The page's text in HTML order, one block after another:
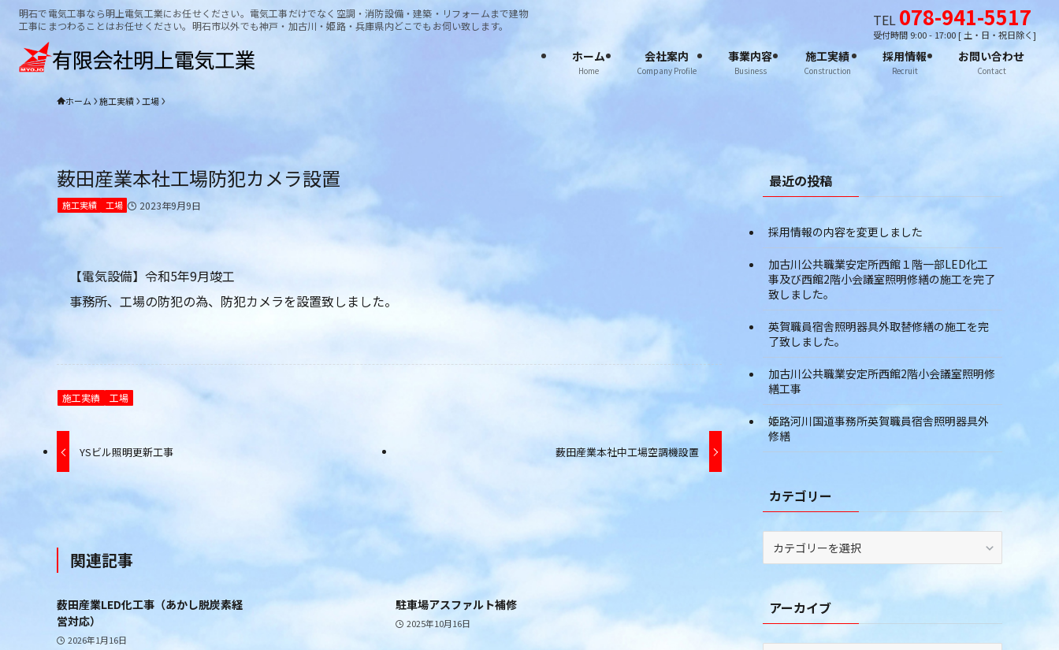
明石で電気工事なら明上電気工業にお任せください。電気工事だけでなく空調・消防設備・建築・リフォームまで建物
工事にまつわることはお任せください。明石市以外でも神戸・加古川・姫路・兵庫県内どこでもお伺い致します。
TEL 078-941-5517
受付時間 9:00 - 17:00 [ 土・日・祝日除く]
ホーム
Home
会社案内
Company Profile
事業内容
Business
施工実績
Construction
採用情報
Recruit
お問い合わせ
Contact
ホーム 施工実績 工場
薮田産業本社工場防犯カメラ設置
施工実績 工場 2023年9月9日
【電気設備】令和5年9月竣工
事務所、工場の防犯の為、防犯カメラを設置致しました。
施工実績 工場
YSビル照明更新工事 薮田産業本社中工場空調機設置
関連記事
薮田産業LED化工事（あかし脱炭素経
営対応）
2026年1月16日
駐車場アスファルト補修
2025年10月16日
最近の投稿
採用情報の内容を変更しました
加古川公共職業安定所西館１階一部LED化工
事及び西館2階小会議室照明修繕の施工を完了
致しました。
英賀職員宿舎照明器具外取替修繕の施工を完
了致しました。
加古川公共職業安定所西館2階小会議室照明修
繕工事
姫路河川国道事務所英賀職員宿舎照明器具外
修繕
カテゴリー
ーアーカイブ